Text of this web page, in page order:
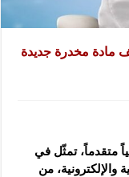
مادة مخدرة جديدة
متقدماً، تمثّل في
والإلكترونية، من